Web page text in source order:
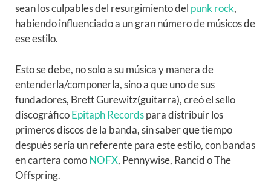
sean los culpables del resurgimiento del punk rock,
habiendo influenciado a un gran número de músicos de
ese estilo.
Esto se debe, no solo a su música y manera de
entenderla/componerla, sino a que uno de sus
fundadores, Brett Gurewitz(guitarra), creó el sello
discográficoEpitaph Recordspara distribuir los
primeros discos de la banda, sin saber que tiempo
después sería un referente para este estilo, con bandas
en cartera comoNOFX, Pennywise, Rancid o The
Offspring.